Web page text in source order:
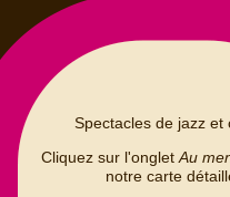
Spectacles de jazz et
Cliquez sur l'onglet Au
notre carte